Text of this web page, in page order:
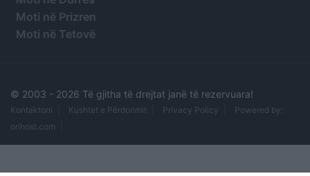
Moti në Prizren
Moti në Tetovë
© 2003 - 2026 Të gjitha të drejtat janë të rezervuara!
Kontaktoni Kushtet e Përdorimit Privacy Policy
Powered by:
orihost.com